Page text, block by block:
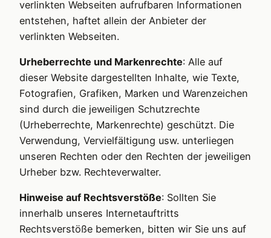
verlinkten Webseiten aufrufbaren Informationen
entstehen, haftet allein der Anbieter der
verlinkten Webseiten.
Urheberrechte und Markenrechte: Alle auf
dieser Website dargestellten Inhalte, wie Texte,
Fotografien, Grafiken, Marken und Warenzeichen
sind durch die jeweiligen Schutzrechte
(Urheberrechte, Markenrechte) geschützt. Die
Verwendung, Vervielfältigung usw. unterliegen
unseren Rechten oder den Rechten der jeweiligen
Urheber bzw. Rechteverwalter.
Hinweise auf Rechtsverstöße: Sollten Sie
innerhalb unseres Internetauftritts
Rechtsverstöße bemerken, bitten wir Sie uns auf